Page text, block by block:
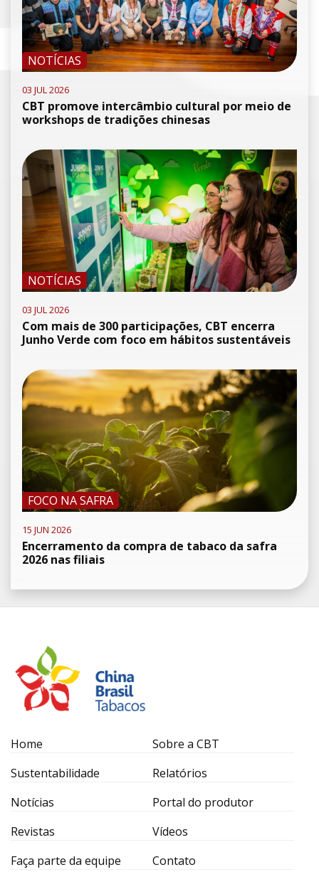
NOTÍCIAS
03 JUL 2026
CBT promove intercâmbio cultural por meio de
workshops de tradições chinesas
NOTÍCIAS
03 JUL 2026
Com mais de 300 participações, CBT encerra
Junho Verde com foco em hábitos sustentáveis
FOCO NA SAFRA
15 JUN 2026
Encerramento da compra de tabaco da safra
2026 nas filiais
Home
Sobre a CBT
Sustentabilidade
Relatórios
Notícias
Portal do produtor
Revistas
Vídeos
Faça parte da equipe
Contato